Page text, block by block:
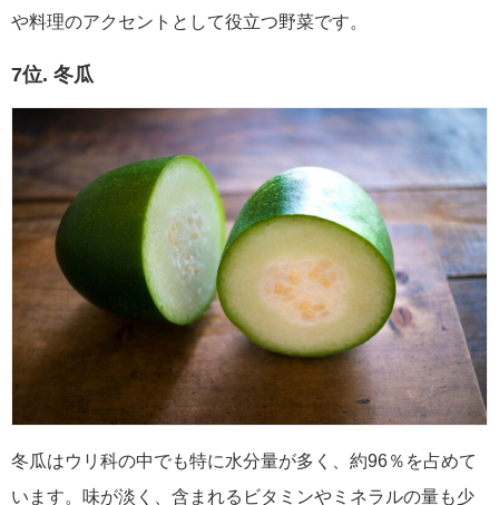
や料理のアクセントとして役立つ野菜です。
7位. 冬瓜
冬瓜はウリ科の中でも特に水分量が多く、約96％を占めて
います。味が淡く、含まれるビタミンやミネラルの量も少